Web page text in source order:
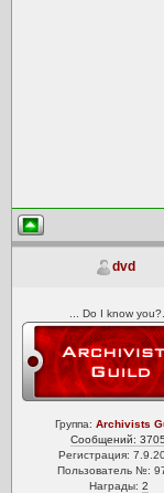
dvd
... Do I know you?..
Группа: Archivists
Сообщений: 3705
Регистрация:
Пользователь №:
Награды: 2